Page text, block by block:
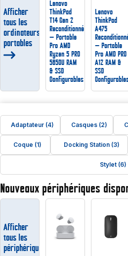
Afficher
tous les
ordinateurs
portables
Lenovo
ThinkPad
T14 Gen 2
Reconditionné
— Portable
Pro AMD
Ryzen 5 PRO
5650U RAM
& SSD
Configurables
Lenovo
ThinkPad
A475
— Portable
Pro AMD PRO
A12 RAM &
SSD
Adaptateur (4) Casques (2)
Coque (1) Docking Station (3)
Stylet (6)
Nouveaux périphériques
Afficher
tous les
périphériques